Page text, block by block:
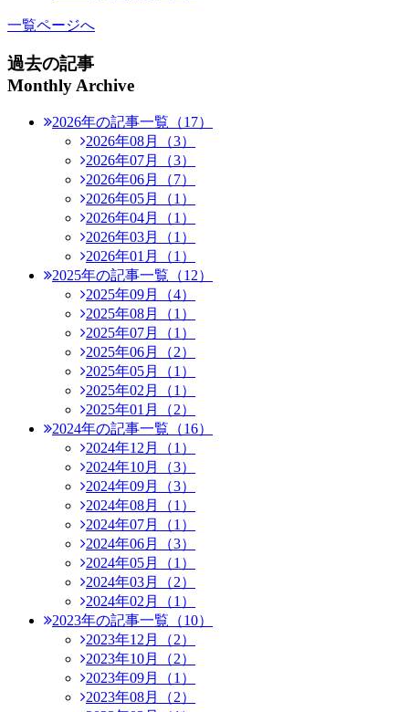
一覧ページへ
過去の記事
Monthly Archive
2026年の記事一覧（17）
2026年08月（3）
2026年07月（3）
2026年06月（7）
2026年05月（1）
2026年04月（1）
2026年03月（1）
2026年01月（1）
2025年の記事一覧（12）
2025年09月（4）
2025年08月（1）
2025年07月（1）
2025年06月（2）
2025年05月（1）
2025年02月（1）
2025年01月（2）
2024年の記事一覧（16）
2024年12月（1）
2024年10月（3）
2024年09月（3）
2024年08月（1）
2024年07月（1）
2024年06月（3）
2024年05月（1）
2024年03月（2）
2024年02月（1）
2023年の記事一覧（10）
2023年12月（2）
2023年10月（2）
2023年09月（1）
2023年08月（2）